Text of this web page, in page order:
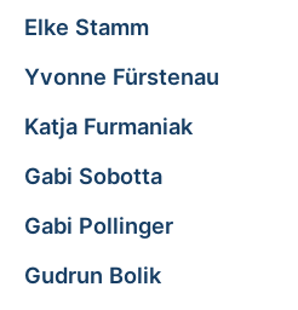
Elke Stamm
Yvonne Fürstenau
Katja Furmaniak
Gabi Sobotta
Gabi Pollinger
Gudrun Bolik